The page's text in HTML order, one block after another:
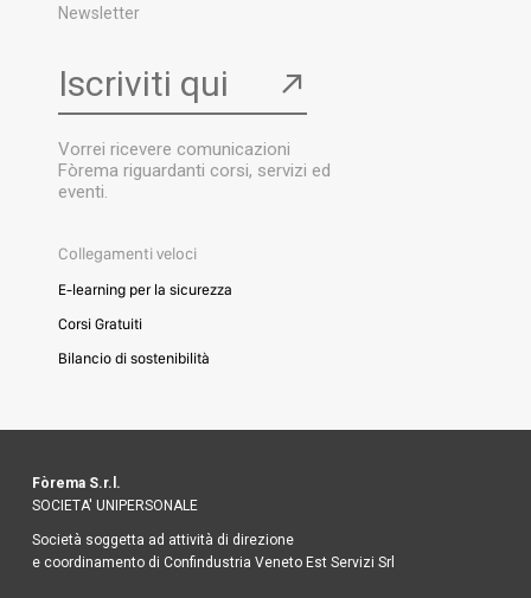
Newsletter
Iscriviti qui ↗
Vorrei ricevere comunicazioni
Fòrema riguardanti corsi, servizi ed
eventi.
Collegamenti veloci
E-learning per la sicurezza
Corsi Gratuiti
Bilancio di sostenibilità
Fòrema S.r.l.
SOCIETA' UNIPERSONALE
Società soggetta ad attività di direzione
e coordinamento di Confindustria Veneto Est Servizi Srl